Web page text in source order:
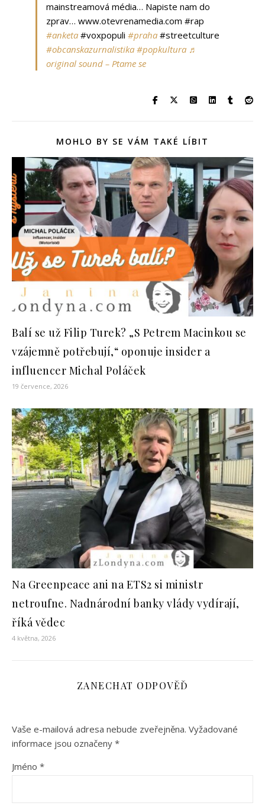
mainstreamová média… Napiste nam do
zprav… www.otevrenamedia.com #rap
#anketa #voxpopuli #praha #streetculture
#obcanskazurnalistika #popkultura ♬
original sound – Ptame se
MOHLO BY SE VÁM TAKÉ LÍBIT
Balí se už Filip Turek? „S Petrem Macinkou se
vzájemně potřebují,“ oponuje insider a
influencer Michal Poláček
19 července, 2026
Na Greenpeace ani na ETS2 si ministr
netroufne. Nadnárodní banky vlády vydírají,
říká vědec
4 května, 2026
ZANECHAT ODPOVĚĎ
Vaše e-mailová adresa nebude zveřejněna. Vyžadované
informace jsou označeny *
Jméno *